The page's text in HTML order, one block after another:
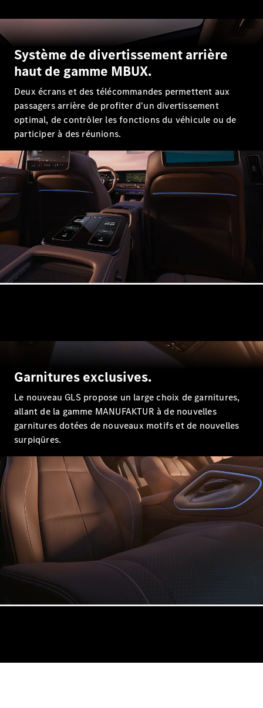
Système de divertissement arrière
haut de gamme MBUX.
Deux écrans et des télécommandes permettent aux
passagers arrière de profiter d'un divertissement
optimal, de contrôler les fonctions du véhicule ou de
participer à des réunions.
Garnitures exclusives.
Le nouveau GLS propose un large choix de garnitures,
allant de la gamme MANUFAKTUR à de nouvelles
garnitures dotées de nouveaux motifs et de nouvelles
surpiqûres.